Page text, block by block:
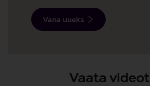
Vana uueks
Vaata videot